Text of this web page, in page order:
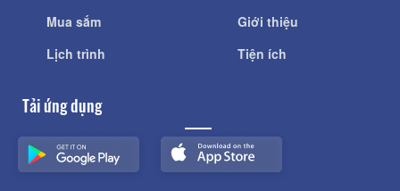
Mua sắm
Lịch trình
Giới thiệu
Tiện ích
Tải ứng dụng